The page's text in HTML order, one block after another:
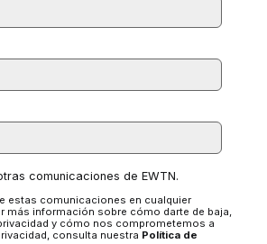
comunicaciones de EWTN.
estas comunicaciones en cualquier
más información sobre cómo darte de baja,
y cómo nos comprometemos a
consulta nuestra Política de